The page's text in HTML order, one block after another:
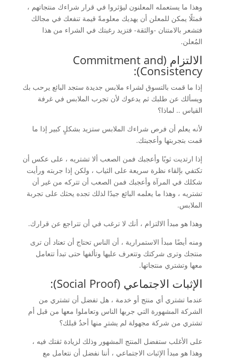
وهذا ما يستعمله المعلنون ليؤثروا في قرار شراءك منتجاتهم ،
فمثلًا يمكن للمعلن أن يهديك معلومةً قيمة تنفعك في مجالك
فتشعر بالامتنان -والثقة- فتزيد رغبتك في الشراء من هذا
المُعلن.
الالتزام (Commitment and
Consistency):
إذا ما قمت بالتسوق لشراء ملابس جديدة ستجد البائع يرحب بك
ويسألك عن طلبك ثم يدعوك لأن تجرب الملابس في غرفة
القياس .. لماذا؟
لأنه يعلم أن فرص شراءك الملابس ستزيد بشكلٍ كبير إذا ما
قمت بتجربتها وأعجبتك.
إذا ارتديت ثوبًا وأعجبك فمن الصعب ألا تشتريه ، على عكس أن
تكتفي بإلقاء نظرة سريعة على الثياب ، ولكن إذا جربته ورأيت
شكلك في المرآة وأعجبك فمن الصعب أن تتركه من غير أن
تشتريه ، وهذا ما يعلمه البائع جيدًا لذلك تجده يحثك على تجربة
الملابس.
وهذا هو مبدأ الالتزام ، أنك لا ترغب في أن تتراجع عن قرارك.
ومنه أيضًا مبدأ الاستمرارية ، أن الناس تحتاج أن تعتاد أن ترى
منتجك وترى شركتك وتتعرف عليها وتألفها حتى تبدأ تتعامل
معها وتشتري منتجاتها.
الإثبات الاجتماعي (Social Proof):
عندما تشتري أي منتج أو خدمة ، هل تفضل أن تشتري من
الشركة المشهورة التي جربها الناس وتعاملوا معها من قبل أم
تشتري من شركة مجهولة لم يشترِ منها أحدٌ قبلك؟
على الأغلب ستفضل المنتج المشهور وذلك لزيادة ثقتك فيه ،
وهذا هو مبدأ الإثبات الاجتماعي ، أننا نفضل أن نتعامل مع